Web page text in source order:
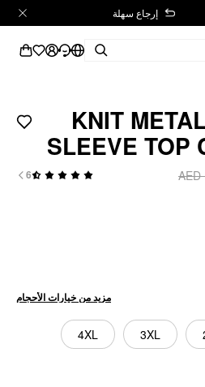
إرجاع سهلة
KNIT
SLEEVE TOP
AED
6
مزيد من خيارات الأحجام
3XL
4XL